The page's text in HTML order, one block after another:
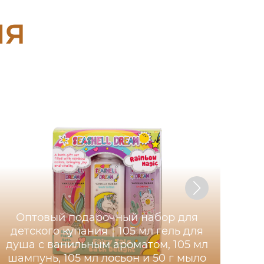
Оптовый подарочный набор для
детского купания｜105 мл гель для
душа с ванильным ароматом, 105 мл
шампунь, 105 мл лосьон и 50 г мыло